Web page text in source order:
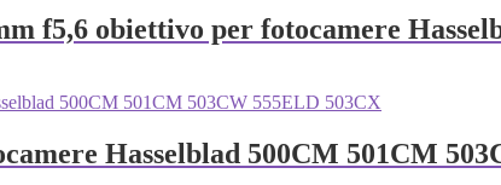
f5,6 obiettivo per fotocamere
Hasselblad 500CM 501CM